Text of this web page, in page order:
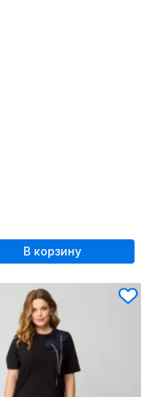
В корзину